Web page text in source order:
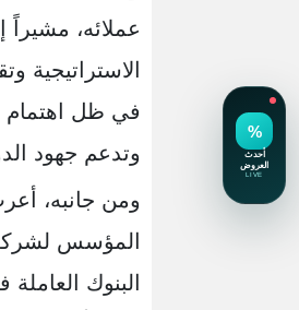
عملائه،
الاستراتيجية
في ظل اهتمام
وتدعم جهود
ومن جانبه،
البنوك